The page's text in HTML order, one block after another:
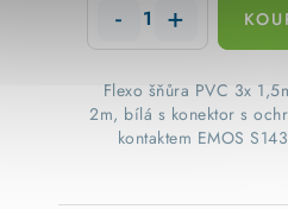
Flexo šňůra PVC 3x
2m, bílá s konektor s
kontaktem EMOS